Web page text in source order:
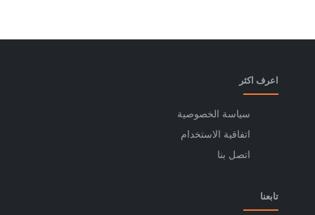
اعرف اكثر
سياسة الخصوصية
اتفاقية الاستخدام
اتصل بنا
تابعنا